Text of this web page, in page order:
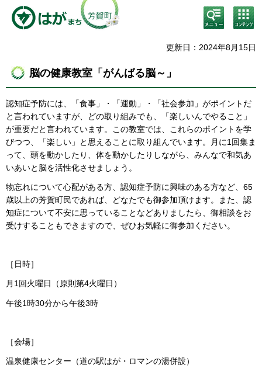
検
索・
メニ
コン
テン
ニュ
更新日：2024年8月15日
脳の健康教室「がんばる脳～」
認知症予防には、「食事」・「運動」・「社会参加」がポイントだ
と言われていますが、どの取り組みでも、「楽しいんでやること」
が重要だと言われています。この教室では、これらのポイントを学
びつつ、「楽しい」と思えることに取り組んでいます。月に1回集ま
って、頭を動かしたり、体を動かしたりしながら、みんなで和気あ
いあいと脳を活性化させましょう。
物忘れについて心配がある方、認知症予防に興味のある方など、65
歳以上の芳賀町民であれば、どなたでも御参加頂けます。また、認
知症について不安に思っていることなどありましたら、御相談をお
受けすることもできますので、ぜひお気軽に御参加ください。
［日時］
月1回火曜日（原則第4火曜日）
午後1時30分から午後3時
［会場］
温泉健康センター（道の駅はが・ロマンの湯併設）